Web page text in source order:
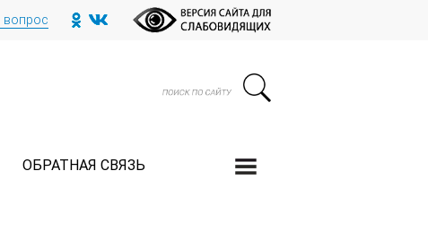
вопрос
ОБРАТНАЯ СВЯЗЬ